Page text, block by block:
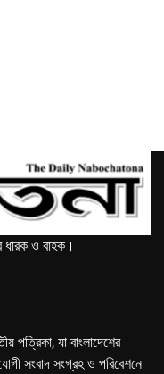
ধারক ও বাহক।
পত্রিকা, যা বাংলাদেশের
সংবাদ সংগ্রহ ও পরিবেশনে